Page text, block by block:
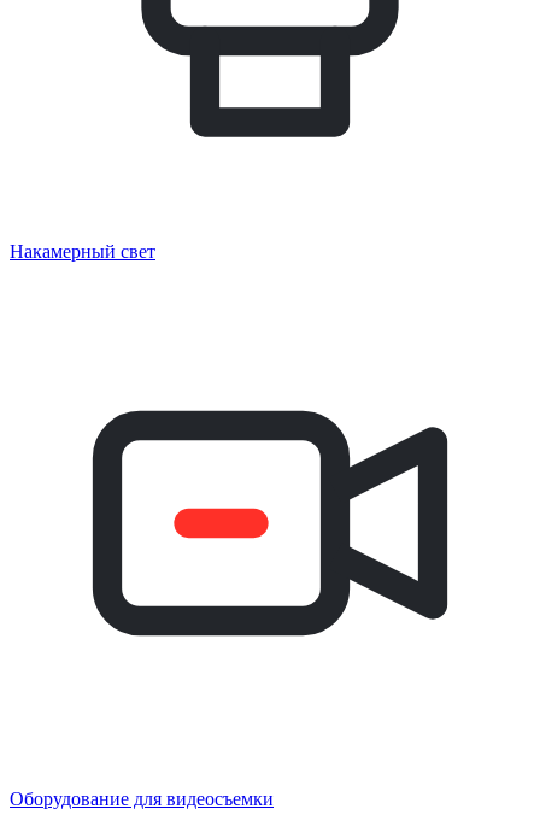
Накамерный свет
Оборудование для видеосъемки